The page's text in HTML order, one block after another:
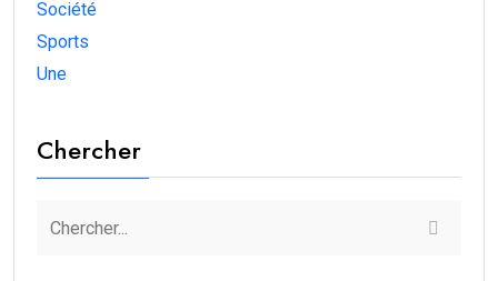
Société
Sports
Une
Chercher